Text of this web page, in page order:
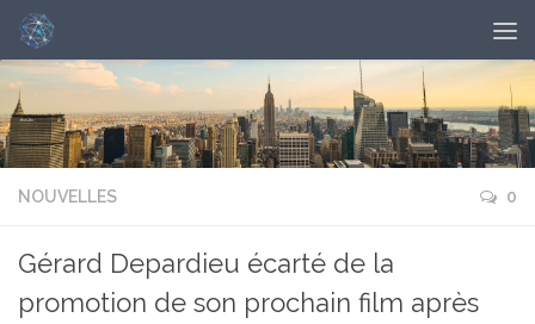
NOUVELLES 0
Gérard Depardieu écarté de la
promotion de son prochain film après